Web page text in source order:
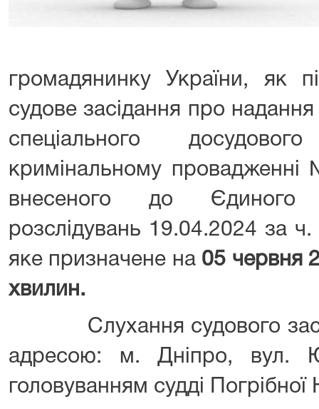
громадянинку України, як
судове засідання про
спеціального
кримінальному
внесеного до Єдиного
розслідувань 19.04.2024 за
яке призначене на 05 червня
хвилин.
Слухання судового
адресою: м. Дніпро, вул.
головуванням судді